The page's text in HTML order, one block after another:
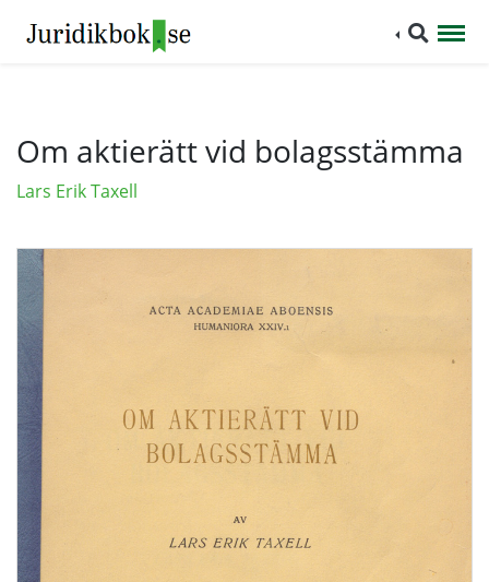
Om aktierätt vid bolagsstämma
Lars Erik Taxell